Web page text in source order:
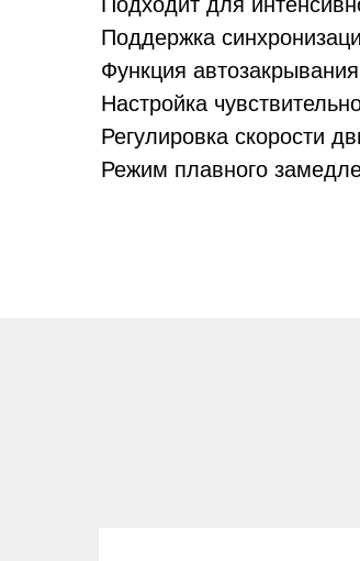
Поддержка
Функция
Настройка
Регулировка скорости
Режим плавного
(A)
(°C))
под тумбу
под опору для стрелы
готовое основание с настройкой